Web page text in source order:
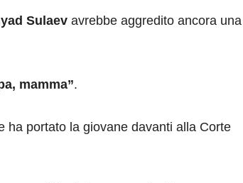
Sulaev avrebbe aggredito ancora una
mamma”.
ha portato la giovane davanti alla Corte